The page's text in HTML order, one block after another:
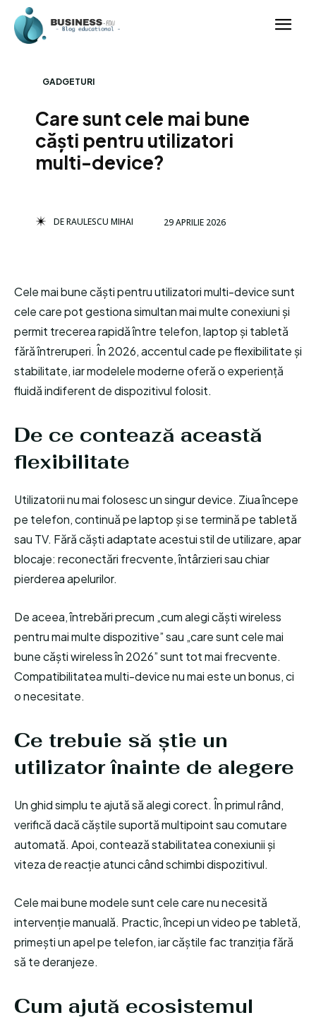
GADGETURI
Care sunt cele mai bune
căști pentru utilizatori
multi-device?
DERAULESCU MIHAI 29 APRILIE 2026
Cele mai bune căști pentru utilizatori multi-device sunt
cele care pot gestiona simultan mai multe conexiuni și
permit trecerea rapidă între telefon, laptop și tabletă
fără întreruperi. În 2026, accentul cade pe flexibilitate și
stabilitate, iar modelele moderne oferă o experiență
fluidă indiferent de dispozitivul folosit.
De ce contează această
flexibilitate
Utilizatorii nu mai folosesc un singur device. Ziua începe
pe telefon, continuă pe laptop și se termină pe tabletă
sau TV. Fără căști adaptate acestui stil de utilizare, apar
blocaje: reconectări frecvente, întârzieri sau chiar
pierderea apelurilor.
De aceea, întrebări precum „cum alegi căști wireless
pentru mai multe dispozitive” sau „care sunt cele mai
bune căști wireless în 2026” sunt tot mai frecvente.
Compatibilitatea multi-device nu mai este un bonus, ci
o necesitate.
Ce trebuie să știe un
utilizator înainte de alegere
Un ghid simplu te ajută să alegi corect. În primul rând,
verifică dacă căștile suportă multipoint sau comutare
automată. Apoi, contează stabilitatea conexiunii și
viteza de reacție atunci când schimbi dispozitivul.
Cele mai bune modele sunt cele care nu necesită
intervenție manuală. Practic, începi un video pe tabletă,
primești un apel pe telefon, iar căștile fac tranziția fără
să te deranjeze.
Cum ajută ecosistemul